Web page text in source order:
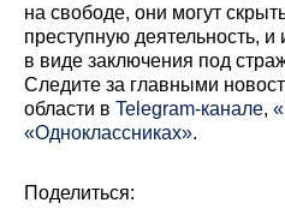
на свободе, они могут
преступную деятельность,
в виде заключения под
Cледите за главными
области в Telegram-канале,
«Одноклассниках».
Поделиться: